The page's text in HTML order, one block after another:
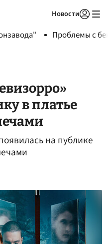
Новости
Проблемы с
в платье
на публике